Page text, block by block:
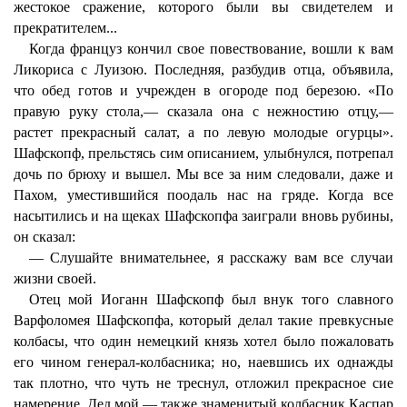
жестокое сражение, которого были вы свидетелем и
прекратителем...
Когда француз кончил свое повествование, вошли к вам
Ликориса с Луизою. Последняя, разбудив отца, объявила,
что обед готов и учрежден в огороде под березою. «По
правую руку стола,— сказала она с нежностию отцу,—
растет прекрасный салат, а по левую молодые огурцы».
Шафскопф, прельстясь сим описанием, улыбнулся, потрепал
дочь по брюху и вышел. Мы все за ним следовали, даже и
Пахом, уместившийся поодаль нас на гряде. Когда все
насытились и на щеках Шафскопфа заиграли вновь рубины,
он сказал:
— Слушайте внимательнее, я расскажу вам все случаи
жизни своей.
Отец мой Иоганн Шафскопф был внук того славного
Варфоломея Шафскопфа, который делал такие превкусные
колбасы, что один немецкий князь хотел было пожаловать
его чином генерал-колбасника; но, наевшись их однажды
так плотно, что чуть не треснул, отложил прекрасное сие
намерение. Дед мой — также знаменитый колбасник Каспар